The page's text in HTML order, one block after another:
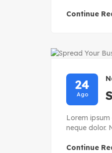
Continue
24
Ago
Lorem
neque dolor.
Continue